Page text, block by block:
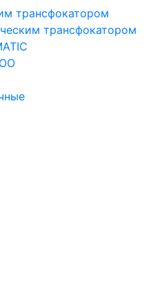
трансфокатором
трансфокатором